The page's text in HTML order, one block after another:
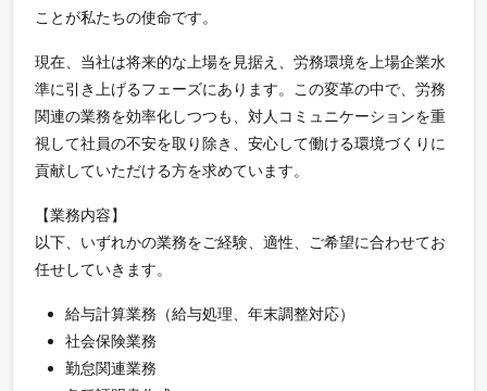
ことが私たちの使命です。
現在、当社は将来的な上場を見据え、労務環境を上場企業水
準に引き上げるフェーズにあります。この変革の中で、労務
関連の業務を効率化しつつも、対人コミュニケーションを重
視して社員の不安を取り除き、安心して働ける環境づくりに
貢献していただける方を求めています。
【業務内容】
以下、いずれかの業務をご経験、適性、ご希望に合わせてお
任せしていきます。
給与計算業務（給与処理、年末調整対応）
社会保険業務
勤怠関連業務